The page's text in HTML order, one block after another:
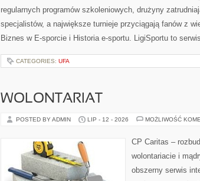
regularnych programów szkoleniowych, drużyny
specjalistów, a największe turnieje przyciągają fanów z
Biznes w E-sporcie i Historia e-sportu. LigiSportu to
CATEGORIES: UFA
WOLONTARIAT
POSTED BY ADMIN LIP - 12 - 2026 MOŻLIWOŚĆ
CP Caritas –
wolontariacie i
obszerny serwis